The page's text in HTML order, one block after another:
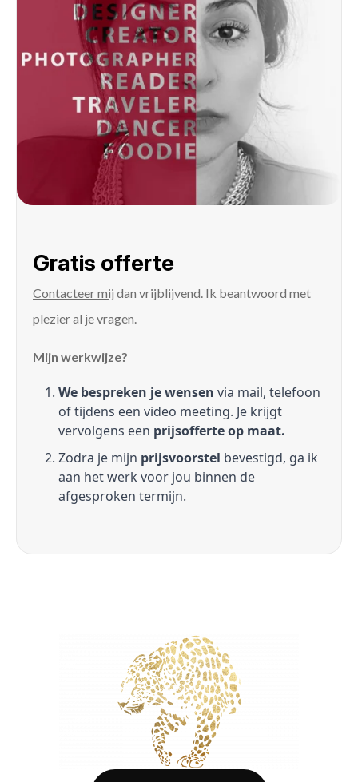
Gratis offerte
Contacteer mij dan vrijblijvend. Ik beantwoord met
plezier al je vragen.
Mijn werkwijze?
We bespreken je wensen via mail, telefoon
of tijdens een video meeting. Je krijgt
vervolgens een prijsofferte op maat.
Zodra je mijn prijsvoorstel bevestigd, ga ik
aan het werk voor jou binnen de
afgesproken termijn.